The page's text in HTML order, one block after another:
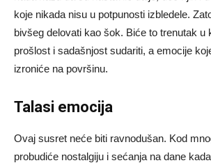
koje nikada nisu u potpunosti izbledele.
bivšeg delovati kao šok. Biće to trenutak u
prošlost i sadašnjost sudariti, a emocije
izroniće na površinu.
Talasi emocija
Ovaj susret neće biti ravnodušan. Kod
probudiće nostalgiju i sećanja na dane